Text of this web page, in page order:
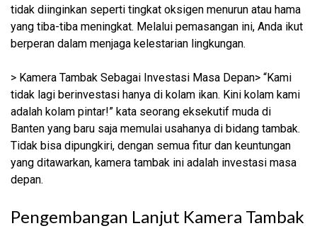
tidak diinginkan seperti tingkat oksigen menurun atau hama
yang tiba-tiba meningkat. Melalui pemasangan ini, Anda ikut
berperan dalam menjaga kelestarian lingkungan.
> Kamera Tambak Sebagai Investasi Masa Depan> “Kami
tidak lagi berinvestasi hanya di kolam ikan. Kini kolam kami
adalah kolam pintar!” kata seorang eksekutif muda di
Banten yang baru saja memulai usahanya di bidang tambak.
Tidak bisa dipungkiri, dengan semua fitur dan keuntungan
yang ditawarkan, kamera tambak ini adalah investasi masa
depan.
Pengembangan Lanjut Kamera Tambak